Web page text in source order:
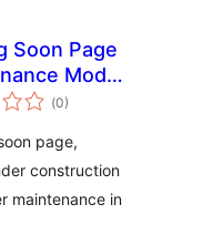
Soon Page
Mode
(Totalt
antal
0)
page,
construction
maintenance in